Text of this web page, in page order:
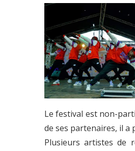
Le festival est non-
de ses partenaires, il a
Plusieurs artistes de